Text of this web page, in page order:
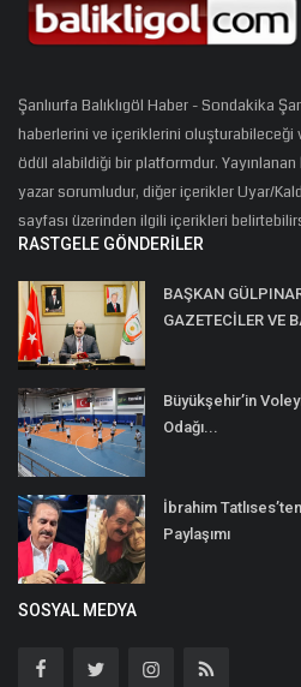
Şanlıurfa Balıklıgöl Haber - Sondakika
haberlerini ve içeriklerini oluşturabileceği
ödül alabildiği bir platformdur. Yayınlanan
yazar sorumludur, diğer içerikler Uyar/
sayfası üzerinden ilgili içerikleri
RASTGELE GÖNDERILER
BAŞKAN
GAZETECİLER VE
Büyükşehir’in
Odağı...
İbrahim
Paylaşımı
SOSYAL MEDYA